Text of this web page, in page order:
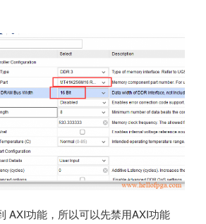
AXI功能，所以可以先禁用AXI功能